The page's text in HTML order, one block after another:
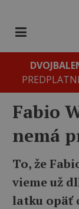
Fabio
nemá
To, že
vieme už
latku opäť